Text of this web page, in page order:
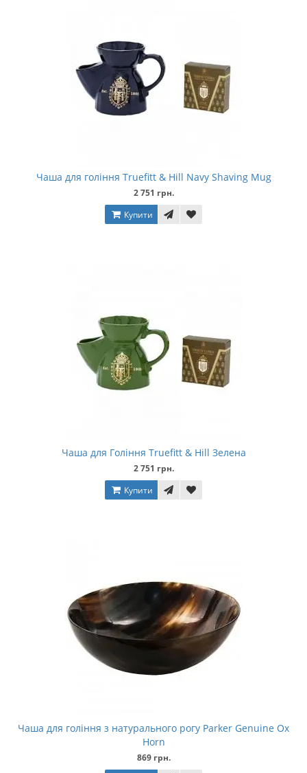
Чаша для гоління Truefitt & Hill Navy Shaving Mug
2 751 грн.
Купити
Чаша для Гоління Truefitt & Hill Зелена
2 751 грн.
Купити
Чаша для гоління з натурального рогу Parker Genuine Ox
Horn
869 грн.